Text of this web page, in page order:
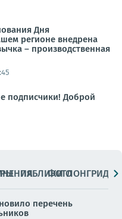
Дня
регионе внедрена
– производственная
подписчики! Доброй
ПАБЛИКИ
ФОТОЛОНГРИДЫ
перечень